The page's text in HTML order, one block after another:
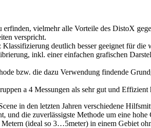
vielmehr alle Vorteile des DistoX
verspricht.
deutlich besser geeignet für
inkl. einer einfachen grafischen
bzw. die dazu Verwendung findende
a 4 Messungen als sehr gut und
in den letzten Jahren verschiedene
und die zuverlässigste Methode um eine
(ideal so 3…5meter) in einem Gebiet